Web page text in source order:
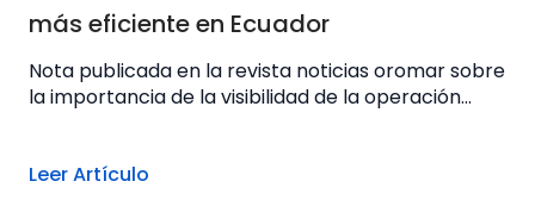
más eficiente en Ecuador
Nota publicada en la revista noticias oromar sobre
la importancia de la visibilidad de la operación...
Leer Artículo